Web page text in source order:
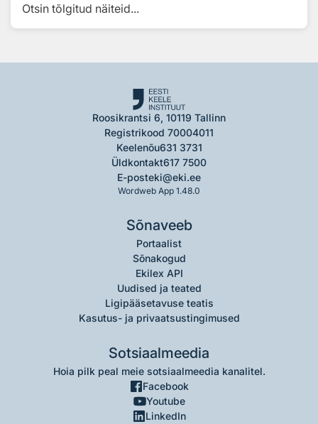
Otsin tõlgitud näiteid...
Roosikrantsi 6, 10119 Tallinn
Registrikood 70004011
Keelenõu631 3731
Üldkontakt617 7500
E-posteki@eki.ee
Wordweb App 1.48.0
Sõnaveeb
Portaalist
Sõnakogud
Ekilex API
Uudised ja teated
Ligipääsetavuse teatis
Kasutus- ja privaatsustingimused
Sotsiaalmeedia
Hoia pilk peal meie sotsiaalmeedia kanalitel.
Facebook
Youtube
LinkedIn